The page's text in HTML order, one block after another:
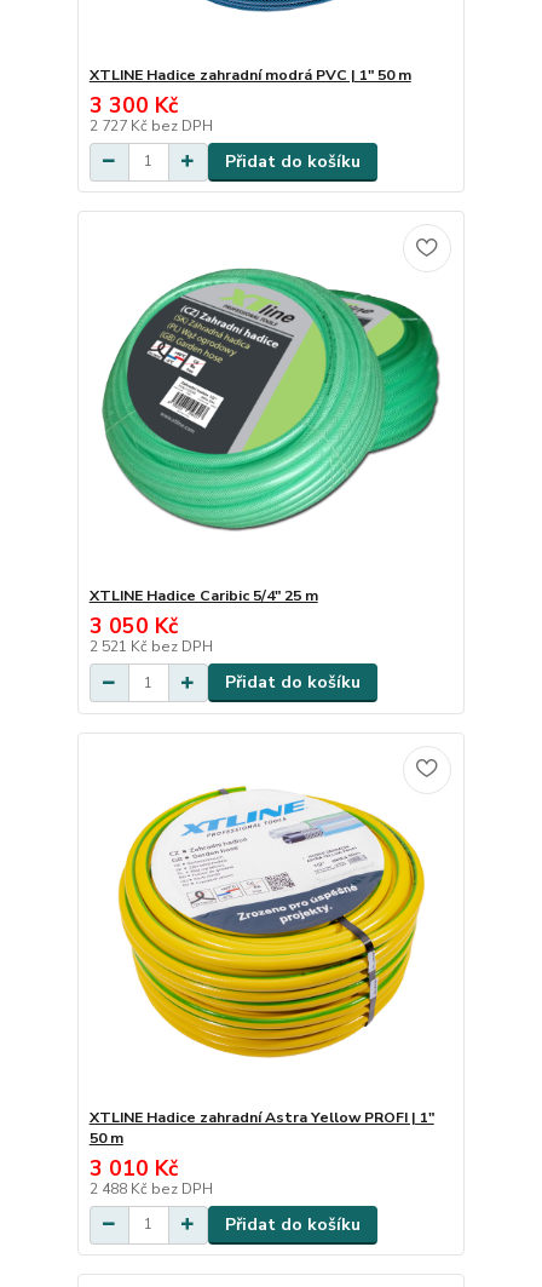
XTLINE Hadice zahradní modrá PVC | 1" 50 m
3 300 Kč
2 727 Kč bez DPH
Přidat do košíku
XTLINE Hadice Caribic 5/4" 25 m
3 050 Kč
2 521 Kč bez DPH
Přidat do košíku
XTLINE Hadice zahradní Astra Yellow PROFI | 1"
50 m
3 010 Kč
2 488 Kč bez DPH
Přidat do košíku